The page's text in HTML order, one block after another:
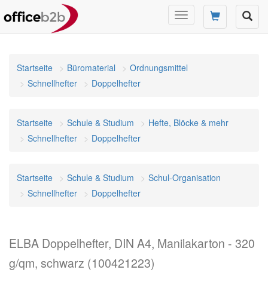
Navigation
umschalten
Startseite Büromaterial
Ordnungsmittel
Schnellhefter
Doppelhefter
Startseite Schule & Studium
Hefte, Blöcke & mehr
Schnellhefter
Doppelhefter
Startseite Schule & Studium
Schul-Organisation
Schnellhefter
Doppelhefter
ELBA Doppelhefter, DIN A4, Manilakarton - 320
g/qm, schwarz (100421223)